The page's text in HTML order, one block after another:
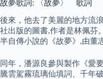
故夢歌詞: 〈故夢〉 歌詞
後來，他去了美麗的地方流
社出版的圖書,作者是林佩芬
半自傳小說的《故夢》,由董
同年，潘源良參與製作《愛
騰雲駕霧琉璃仙填詞、千年破